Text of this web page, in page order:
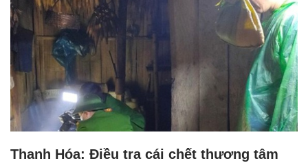
Thanh Hóa: Điều tra cái chết thương tâm